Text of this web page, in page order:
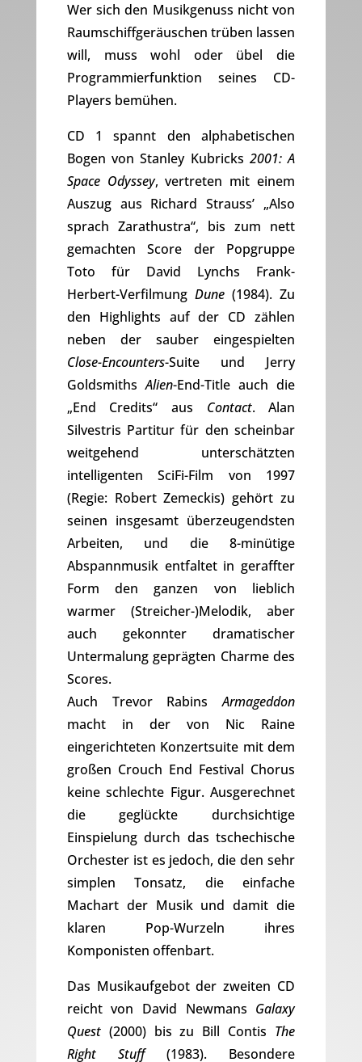
Wer sich den Musikgenuss nicht von
Raumschiffgeräuschen trüben lassen
will, muss wohl oder übel die
Programmierfunktion seines CD-
Players bemühen.
CD 1 spannt den alphabetischen
Bogen von Stanley Kubricks 2001: A
Space Odyssey, vertreten mit einem
Auszug aus Richard Strauss’ „Also
sprach Zarathustra“, bis zum nett
gemachten Score der Popgruppe
Toto für David Lynchs Frank-
Herbert-Verfilmung Dune(1984). Zu
den Highlights auf der CD zählen
neben der sauber eingespielten
Close-Encounters-Suite und Jerry
GoldsmithsAlien-End-Title auch die
„End Credits“ aus Contact. Alan
Silvestris Partitur für den scheinbar
weitgehend unterschätzten
intelligenten SciFi-Film von 1997
(Regie: Robert Zemeckis) gehört zu
seinen insgesamt überzeugendsten
Arbeiten, und die 8-minütige
Abspannmusik entfaltet in geraffter
Form den ganzen von lieblich
warmer (Streicher-)Melodik, aber
auch gekonnter dramatischer
Untermalung geprägten Charme des
Scores.
Auch Trevor RabinsArmageddon
macht in der von Nic Raine
eingerichteten Konzertsuite mit dem
großen Crouch End Festival Chorus
keine schlechte Figur. Ausgerechnet
die geglückte durchsichtige
Einspielung durch das tschechische
Orchester ist es jedoch, die den sehr
simplen Tonsatz, die einfache
Machart der Musik und damit die
klaren Pop-Wurzeln ihres
Komponisten offenbart.
Das Musikaufgebot der zweiten CD
reicht von David Newmans Galaxy
Quest(2000) bis zu Bill Contis The
Right Stuff(1983). Besondere